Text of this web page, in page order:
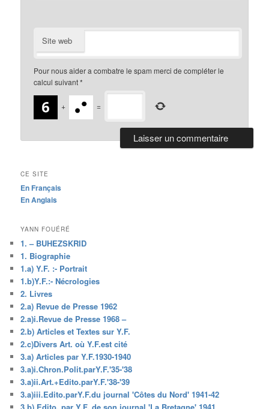
Site web
Pour nous aider a combatre le spam merci de compléter le
calcul suivant*
+ =
CE SITE
En Français
En Anglais
YANN FOUÉRÉ
1. – BUHEZSKRID
1. Biographie
1.a) Y.F. :- Portrait
1.b)Y.F.:- Nécrologies
2. Livres
2.a) Revue de Presse 1962
2.a)i.Revue de Presse 1968 –
2.b) Articles et Textes sur Y.F.
2.c)Divers Art. où Y.F.est cité
3.a) Articles par Y.F.1930-1940
3.a)i.Chron.Polit.parY.F.'35-'38
3.a)ii.Art.+Edito.parY.F.'38-'39
3.a)iii.Edito.parY.F.du journal 'Côtes du Nord' 1941-42